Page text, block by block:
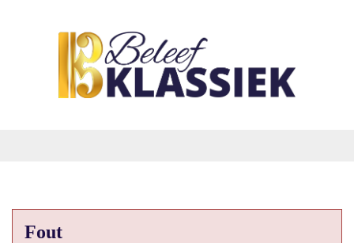
Fout